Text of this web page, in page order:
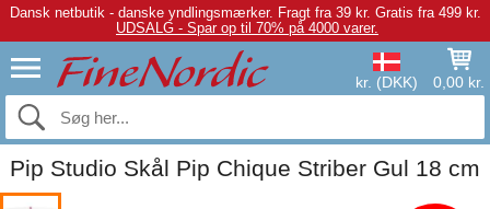
Dansk netbutik - danske yndlingsmærker. Fragt fra 39 kr. Gratis fra 499 kr.
UDSALG - Spar op til 70% på 4000 varer.
kr. (DKK) 0,00 kr.
Pip Studio Skål Pip Chique Striber Gul 18 cm